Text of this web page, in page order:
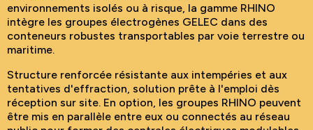
environnements isolés ou à risque, la gamme RHINO
intègre les groupes électrogènes GELEC dans des
conteneurs robustes transportables par voie terrestre ou
maritime.
Structure renforcée résistante aux intempéries et aux
tentatives d'effraction, solution prête à l'emploi dès
réception sur site. En option, les groupes RHINO peuvent
être mis en parallèle entre eux ou connectés au réseau